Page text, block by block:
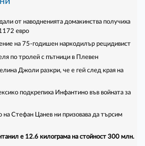
от наводненията домакинства получиха
евро
на 75-годишен наркодилър рецидивист
по тролей с пътници в Плевен
Джоли разкри, че е гей след края на
подкрепиха Инфантино във войната за
на Стефан Цанев ни призовава да търсим
е 12.6 килограма на стойност 300 млн.